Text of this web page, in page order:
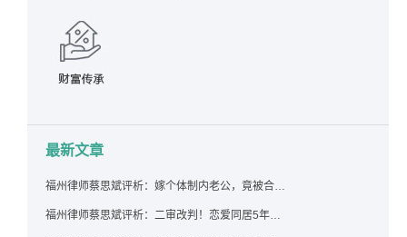
最新文章
福州律师蔡思斌评析：嫁个体制内老公，竟被合伙设局背上近百万债务，婚前不查征信真要命！
福州律师蔡思斌评析：二审改判！恋爱同居5年为女友买车，分手后能要回吗？